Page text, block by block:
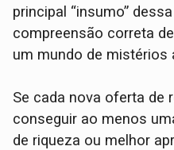
principal “insumo”
compreensão correta
um mundo de mistérios
Se cada nova oferta de
conseguir ao menos
de riqueza ou melhor